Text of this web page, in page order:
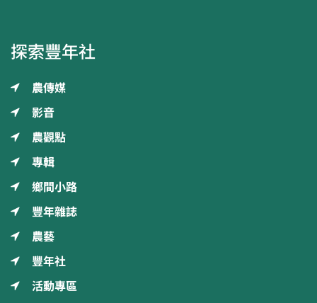
探索豐年社
農傳媒
影音
農觀點
專輯
鄉間小路
豐年雜誌
農藝
豐年社
活動專區